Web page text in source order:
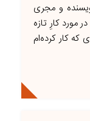
و مجری
مورد کارِ تازه
کار کرده‌ام